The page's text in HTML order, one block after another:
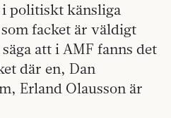
politiskt känsliga
facket är väldigt
att i AMF fanns det
där en, Dan
Erland Olausson är